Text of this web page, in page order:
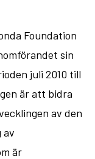
Foundation
sin
juli 2010 till
är att bidra
av den
av
är